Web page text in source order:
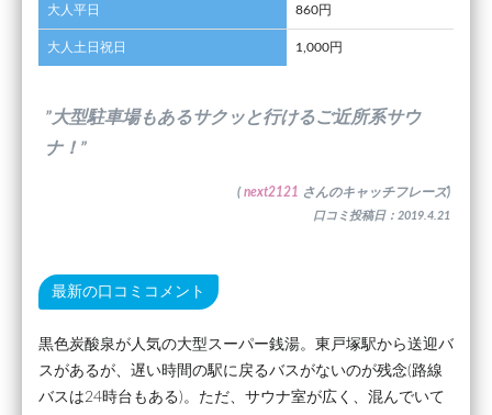
大人平日 860円
大人土日祝日 1,000円
”大型駐車場もあるサクッと行けるご近所系サウ
ナ！”
( next2121 さんのキャッチフレーズ)
口コミ投稿日：2019.4.21
最新の口コミコメント
黒色炭酸泉が人気の大型スーパー銭湯。東戸塚駅から送迎バ
スがあるが、遅い時間の駅に戻るバスがないのが残念(路線
バスは24時台もある)。ただ、サウナ室が広く、混んでいて